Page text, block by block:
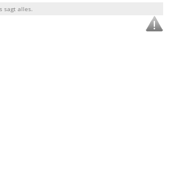
sagt alles.